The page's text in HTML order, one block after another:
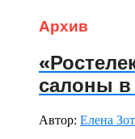
Архив
салоны в
Автор: Елена